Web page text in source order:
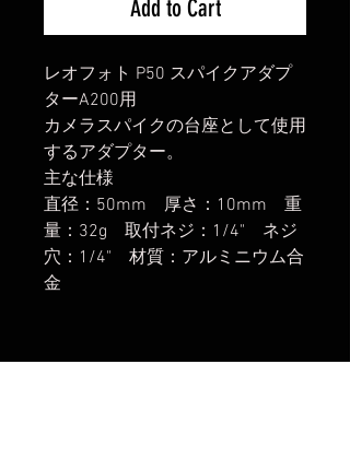
Add to Cart
レオフォト P50 スパイクアダプ
ターA200用
カメラスパイクの台座として使用
するアダプター。
主な仕様
直径：50mm 厚さ：10mm 重
量：32g 取付ネジ：1/4" ネジ
穴：1/4" 材質：アルミニウム合
金